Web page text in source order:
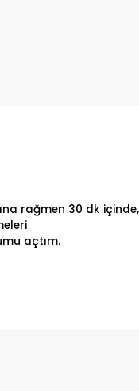
rağmen 30 dk içinde,
açtım.